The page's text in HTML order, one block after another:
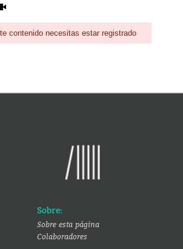
contenido necesitas estar registrado
Sobre:
Sobre esta página
Colaboradores